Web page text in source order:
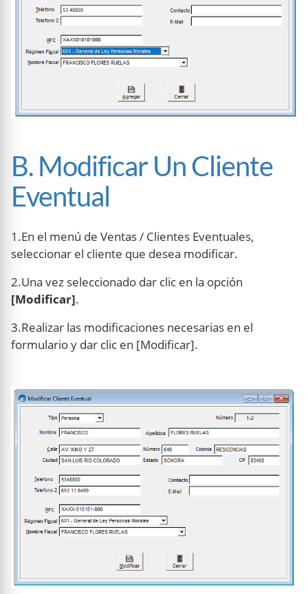
B. Modificar Un Cliente
Eventual
1.En el menú de Ventas / Clientes Eventuales,
seleccionar el cliente que desea modificar.
2.Una vez seleccionado dar clic en la opción
[Modificar].
3.Realizar las modificaciones necesarias en el
formulario y dar clic en [Modificar].